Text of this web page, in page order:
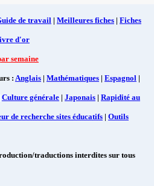
de travail | Meilleures fiches | Fiches
d'or
semaine
: Anglais | Mathématiques | Espagnol |
Culture générale | Japonais | Rapidité au
de recherche sites éducatifs | Outils
traductions interdites sur tous